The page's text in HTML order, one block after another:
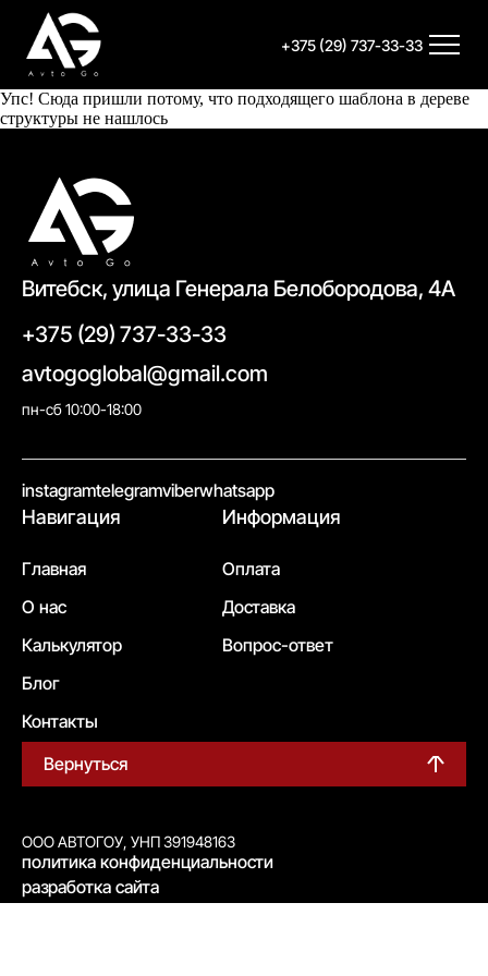
+375 (29) 737-33-33
Упс! Сюда пришли потому, что подходящего шаблона в дереве
структуры не нашлось
Витебск, улица Генерала Белобородова, 4А
+375 (29) 737-33-33
avtogoglobal@gmail.com
пн-сб 10:00-18:00
instagramtelegramviberwhatsapp
Навигация
Главная
О нас
Калькулятор
Блог
Контакты
Информация
Оплата
Доставка
Вопрос-ответ
Вернуться
ООО АВТОГОУ, УНП 391948163
политика конфиденциальности
разработка сайта